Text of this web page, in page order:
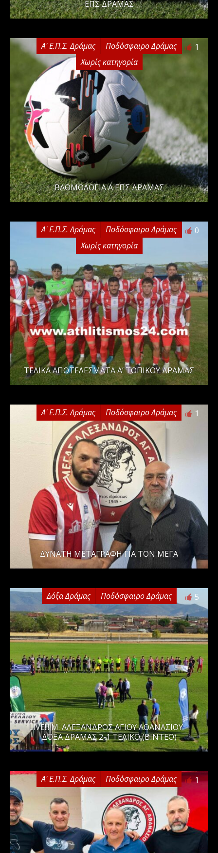
ΕΠΣ ΔΡΑΜΑΣ
Α' Ε.Π.Σ. Δράμας
Ποδόσφαιρο Δράμας
Χωρίς κατηγορία
1
ΒΑΘΜΟΛΟΓΙΑ Α ΕΠΣ ΔΡΑΜΑΣ
Α' Ε.Π.Σ. Δράμας
Ποδόσφαιρο Δράμας
Χωρίς κατηγορία
0
ΤΕΛΙΚΑ ΑΠΟΤΕΛΕΣΜΑΤΑ Α’ ΤΟΠΙΚΟΥ ΔΡΑΜΑΣ
Α' Ε.Π.Σ. Δράμας Ποδόσφαιρο Δράμας 1
ΔΥΝΑΤΗ ΜΕΤΑΓΡΑΦΗ ΓΙΑ ΤΟΝ ΜΕΓΑ
Δόξα Δράμας Ποδόσφαιρο Δράμας 5
LIVE!!! Μ. ΑΛΕΞΑΝΔΡΟΣ ΑΓΙΟΥ ΑΘΑΝΑΣΙΟΥ –
ΔΟΞΑ ΔΡΑΜΑΣ 2-1 ΤΕΛΙΚΟ (ΒΙΝΤΕΟ)
Α' Ε.Π.Σ. Δράμας Ποδόσφαιρο Δράμας 1